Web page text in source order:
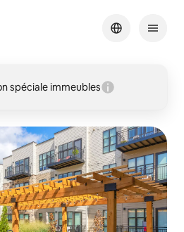
spéciale immeubles